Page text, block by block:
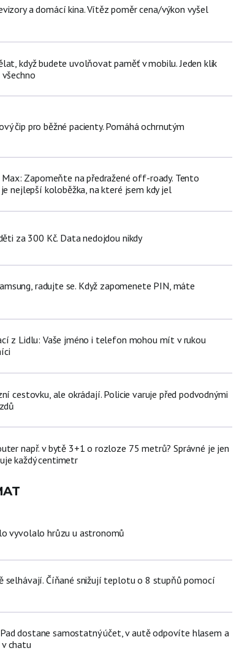
a domácí kina. Vítěz poměr cena/výkon vyšel
když budete uvolňovat paměť v mobilu. Jeden klik
čip pro běžné pacienty. Pomáhá ochrnutým
Max: Zapomeňte na předražené off-roady. Tento
nejlepší koloběžka, na které jsem kdy jel
za 300 Kč. Data nedojdou nikdy
radujte se. Když zapomenete PIN, máte
z Lidlu: Vaše jméno i telefon mohou mít v rukou
cestovku, ale okrádají. Policie varuje před podvodnými
např. v bytě 3+1 o rozloze 75 metrů? Správné je jen
každý centimetr
vyvolalo hrůzu u astronomů
selhávají. Číňané snižují teplotu o 8 stupňů pomocí
dostane samostatný účet, v autě odpovíte hlasem a
chatu